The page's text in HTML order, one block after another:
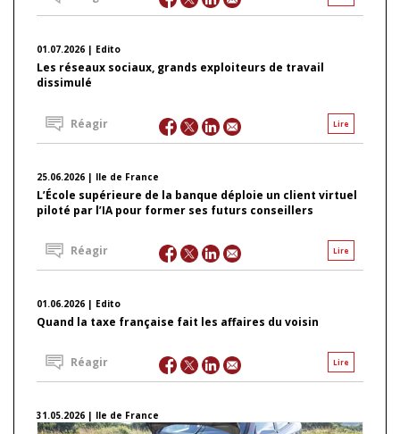
01.07.2026 | Edito
Les réseaux sociaux, grands exploiteurs de travail
dissimulé
Lire
Réagir
25.06.2026 | Ile de France
L’École supérieure de la banque déploie un client virtuel
piloté par l’IA pour former ses futurs conseillers
Lire
Réagir
01.06.2026 | Edito
Quand la taxe française fait les affaires du voisin
Lire
Réagir
31.05.2026 | Ile de France